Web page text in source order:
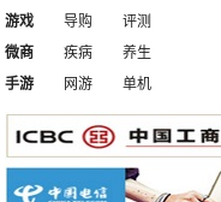
游戏
导购 评测
微商
疾病
养生
手游
网游 单机